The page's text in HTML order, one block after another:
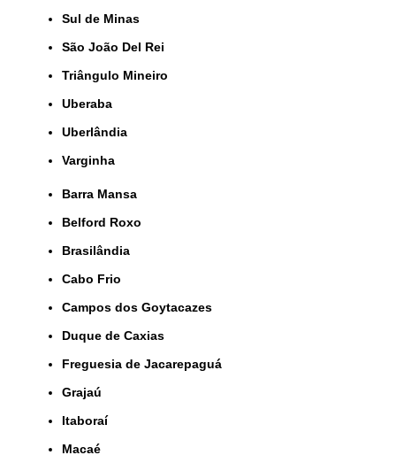
Sul de Minas
São João Del Rei
Triângulo Mineiro
Uberaba
Uberlândia
Varginha
Barra Mansa
Belford Roxo
Brasilândia
Cabo Frio
Campos dos Goytacazes
Duque de Caxias
Freguesia de Jacarepaguá
Grajaú
Itaboraí
Macaé